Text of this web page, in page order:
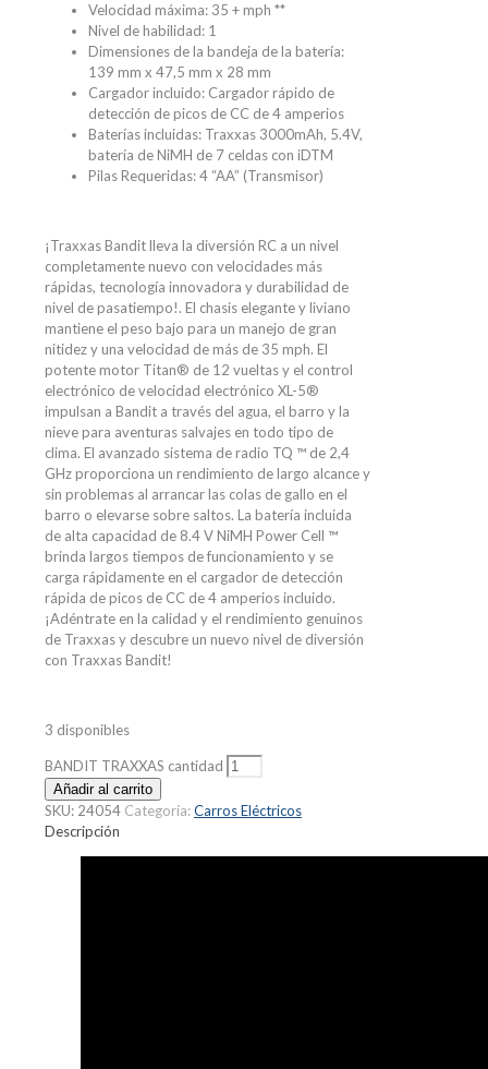
Velocidad máxima: 35 + mph **
Nivel de habilidad: 1
Dimensiones de la bandeja de la batería:
139 mm x 47,5 mm x 28 mm
Cargador incluido: Cargador rápido de
detección de picos de CC de 4 amperios
Baterías incluidas: Traxxas 3000mAh, 5.4V,
batería de NiMH de 7 celdas con iDTM
Pilas Requeridas: 4 “AA” (Transmisor)
¡Traxxas Bandit lleva la diversión RC a un nivel
completamente nuevo con velocidades más
rápidas, tecnología innovadora y durabilidad de
nivel de pasatiempo!. El chasis elegante y liviano
mantiene el peso bajo para un manejo de gran
nitidez y una velocidad de más de 35 mph. El
potente motor Titan® de 12 vueltas y el control
electrónico de velocidad electrónico XL-5®
impulsan a Bandit a través del agua, el barro y la
nieve para aventuras salvajes en todo tipo de
clima. El avanzado sistema de radio TQ ™ de 2,4
GHz proporciona un rendimiento de largo alcance y
sin problemas al arrancar las colas de gallo en el
barro o elevarse sobre saltos. La batería incluida
de alta capacidad de 8.4 V NiMH Power Cell ™
brinda largos tiempos de funcionamiento y se
carga rápidamente en el cargador de detección
rápida de picos de CC de 4 amperios incluido.
¡Adéntrate en la calidad y el rendimiento genuinos
de Traxxas y descubre un nuevo nivel de diversión
con Traxxas Bandit!
3 disponibles
BANDIT TRAXXAS cantidad
Añadir al carrito
SKU: 24054 Categoría:Carros Eléctricos
Descripción